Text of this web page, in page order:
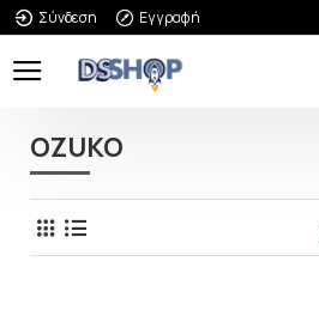
Σύνδεση Εγγραφή
OZUKO